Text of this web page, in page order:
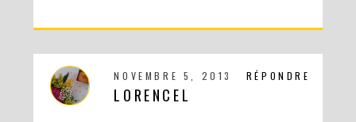
RÉPONDRE
NOVEMBRE 5, 2013
LORENCEL